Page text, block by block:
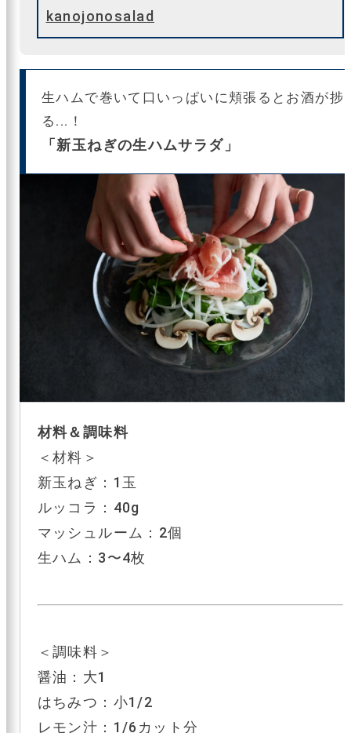
kanojonosalad
生ハムで巻いて口いっぱいに頬張るとお酒が捗
る...！
「新玉ねぎの生ハムサラダ」
材料＆調味料
＜材料＞
新玉ねぎ：1玉
ルッコラ：40g
マッシュルーム：2個
生ハム：3〜4枚
＜調味料＞
醤油：大1
はちみつ：小1/2
レモン汁：1/6カット分